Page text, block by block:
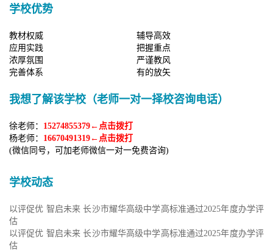
学校优势
教材权威
辅导高效
应用实践
把握重点
浓厚氛围
严谨教风
完善体系
有的放矢
我想了解该学校（老师一对一择校咨询电话）
徐老师： 15274855379←点击拨打
杨老师： 16670491319←点击拨打
(微信同号，可加老师微信一对一免费咨询)
学校动态
以评促优 智启未来 长沙市耀华高级中学高标准通过2025年度办学评
估
以评促优 智启未来 长沙市耀华高级中学高标准通过2025年度办学评
估